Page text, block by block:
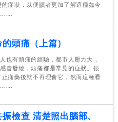
的症狀，以便讀者更加了解這種如今
頭痛（上篇）
也有頭痛的經驗，都市人壓力大，
冒發燒，頭痛都是常見的症狀。很
止痛藥後就不再理會它，然而這種看
檢查 清楚照出腦部、